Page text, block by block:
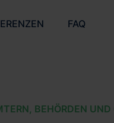
FAQ
BEHÖRDEN UND